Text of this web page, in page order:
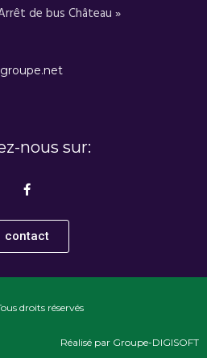
de bus Château »
nous sur:
F
a
e
b
o
o
-
contact
droits réservés
Réalisé par Groupe-DIGISOFT